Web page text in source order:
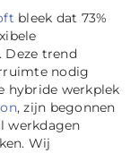
bleek dat 73%
Deze trend
nodig
hybride werkplek
, zijn begonnen
werkdagen
Wij